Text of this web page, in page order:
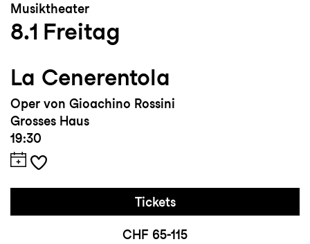
Musiktheater
8.1 Freitag
La Cenerentola
Oper von Gioachino Rossini
Grosses Haus
19:30
Tickets
CHF 65-115